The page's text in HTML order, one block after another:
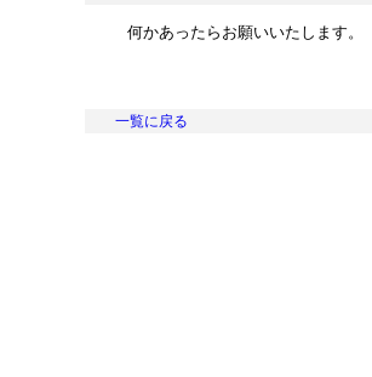
何かあったらお願いいたします。
一覧に戻る